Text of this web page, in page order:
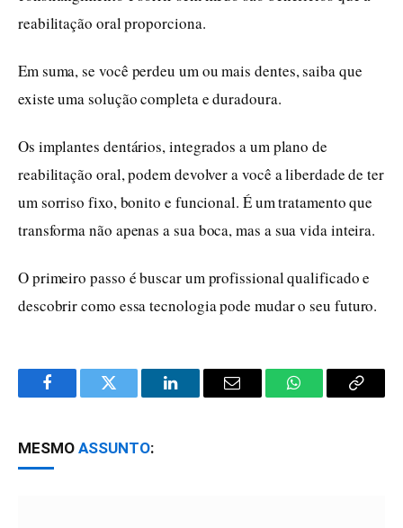
reabilitação oral proporciona.
Em suma, se você perdeu um ou mais dentes, saiba que
existe uma solução completa e duradoura.
Os implantes dentários, integrados a um plano de
reabilitação oral, podem devolver a você a liberdade de ter
um sorriso fixo, bonito e funcional. É um tratamento que
transforma não apenas a sua boca, mas a sua vida inteira.
O primeiro passo é buscar um profissional qualificado e
descobrir como essa tecnologia pode mudar o seu futuro.
FacebookTwitter LinkedInEmail WhatsAppCopy
MESMO ASSUNTO: